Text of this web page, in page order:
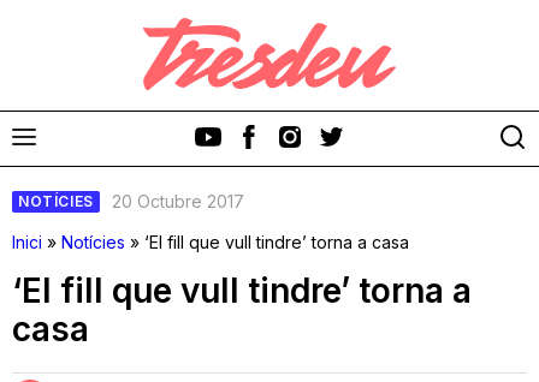
NOTÍCIES
20 Octubre 2017
Inici » Notícies » ‘El fill que vull tindre’ torna a casa
‘El fill que vull tindre’ torna a
casa